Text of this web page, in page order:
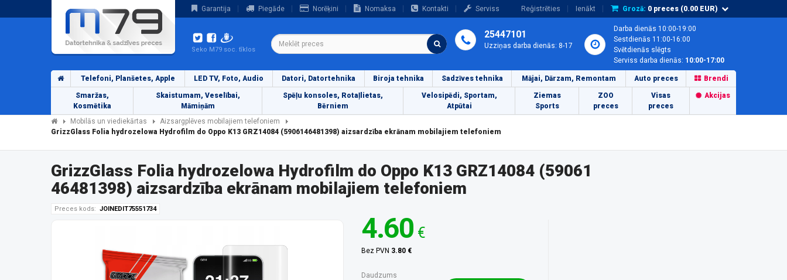
Garantija Piegāde Norēķini Nomaksa Kontakti Serviss Reģistrēties Ienākt Grozā: 0 preces (0.00 EUR)
Seko M79 soc. tīklos
25447101
Uzziņas darba dienās: 8-17
Darba dienās 10:00-19:00
Sestdienās 11:00-16:00
Svētdienās slēgts
Serviss darba dienās: 10:00-17:00
Telefoni, Planšetes, Apple LED TV, Foto, Audio Datori, Datortehnika Biroja tehnika Sadzīves tehnika Mājai, Dārzam, Remontam Auto preces Brendi
Smaržas,
Kosmētika
Skaistumam, Veselībai,
Māmiņām
Spēļu konsoles, Rotaļlietas,
Bērniem
Velosipēdi, Sportam,
Atpūtai
Ziemas
Sports
ZOO
preces
Visas
preces
Akcijas
Mobilās un viediekārtas
Aizsargplēves mobilajiem telefoniem
GrizzGlass Folia hydrozelowa Hydrofilm do Oppo K13 GRZ14084 (5906146481398) aizsardzība ekrānam mobilajiem telefoniem
GrizzGlass Folia hydrozelowa Hydrofilm do Oppo K13 GRZ14084 (59061
46481398) aizsardzība ekrānam mobilajiem telefoniem
Preces kods: JOINEDIT75551734
4.60 €
Bez PVN 3.80 €
Daudzums